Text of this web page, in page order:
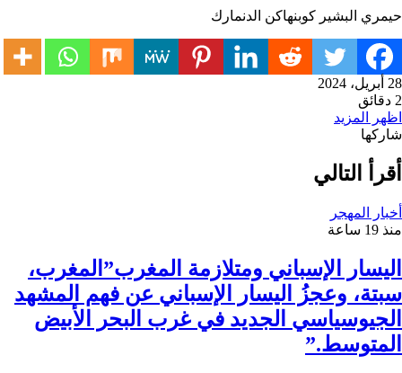
حيمري البشير كوبنهاكن الدنمارك
28 أبريل، 2024
2 دقائق
اظهر المزيد
شاركها
عبر
البريد
أقرأ التالي
أخبار المهجر
منذ 19 ساعة
اليسار الإسباني ومتلازمة المغرب”المغرب،
سبتة، وعجزُ اليسار الإسباني عن فهم المشهد
الجيوسياسي الجديد في غرب البحر الأبيض
المتوسط.”